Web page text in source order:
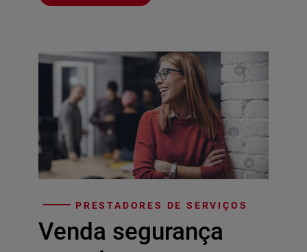
PRESTADORES DE SERVIÇOS
Venda segurança